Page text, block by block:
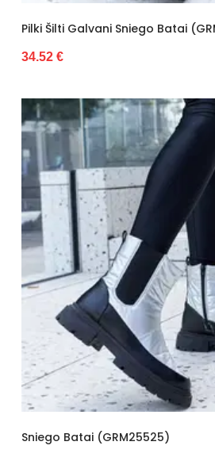
Pilki Šilti Galvani Sniego Batai
34.52 €
Sniego Batai (GRM25525)